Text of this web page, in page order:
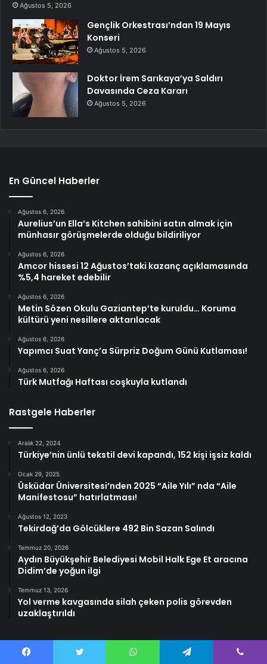
Ağustos 5, 2026
Gençlik Orkestrası’ndan 19 Mayıs
Konseri
Ağustos 5, 2026
Doktor İrem Sarıkaya’ya Saldırı
Davasında Ceza Kararı
Ağustos 5, 2026
En Güncel Haberler
Ağustos 6, 2026
Aurelius’un Ella’s Kitchen sahibini satın almak için
münhasır görüşmelerde olduğu bildiriliyor
Ağustos 6, 2026
Amcor hissesi 12 Ağustos’taki kazanç açıklamasında
%5,4 hareket edebilir
Ağustos 6, 2026
Metin Sözen Okulu Gaziantep’te kuruldu… Koruma
kültürü yeni nesillere aktarılacak
Ağustos 6, 2026
Yapımcı Suat Yanç’a Sürpriz Doğum Günü Kutlaması!
Ağustos 6, 2026
Türk Mutfağı Haftası coşkuyla kutlandı
Rastgele Haberler
Aralık 22, 2024
Türkiye’nin ünlü tekstil devi kapandı, 152 kişi işsiz kaldı
Ocak 29, 2025
Üsküdar Üniversitesi’nden 2025 “Aile Yılı” nda “Aile
Manifestosu” hatırlatması!
Ağustos 12, 2023
Tekirdağ’da Gölcüklere 492 Bin Sazan Salındı
Temmuz 20, 2026
Aydın Büyükşehir Belediyesi Mobil Halk Ege Et aracına
Didim’de yoğun ilgi
Temmuz 13, 2026
Yol verme kavgasında silah çeken polis görevden
uzaklaştırıldı